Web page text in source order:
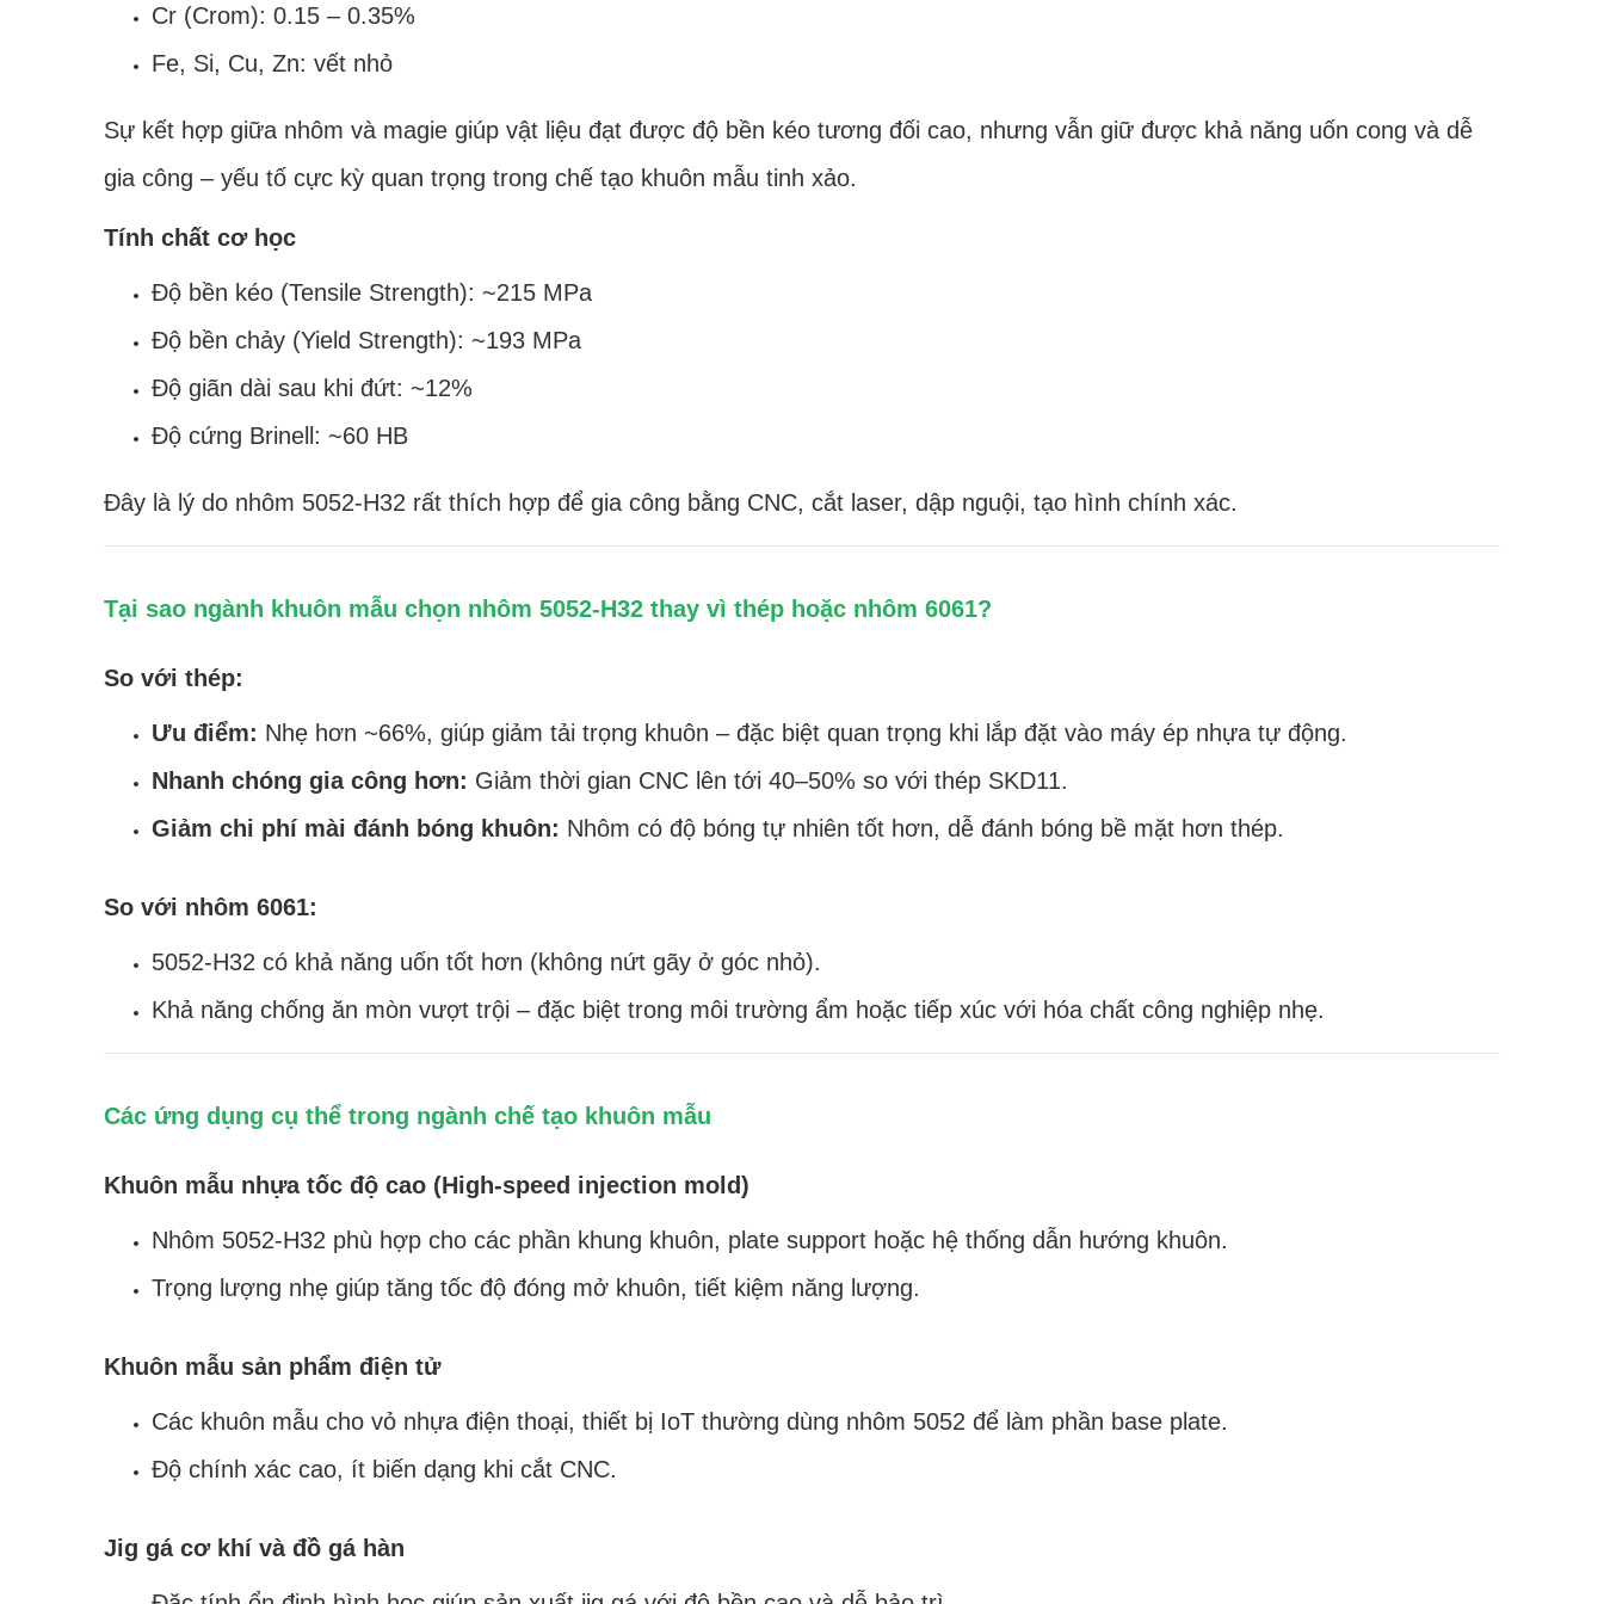
Cr (Crom): 0.15 – 0.35%
Fe, Si, Cu, Zn: vết nhỏ
Sự kết hợp giữa nhôm và magie giúp vật liệu đạt được độ bền kéo tương đối cao, nhưng vẫn giữ được khả năng uốn cong và dễ
gia công – yếu tố cực kỳ quan trọng trong chế tạo khuôn mẫu tinh xảo.
Tính chất cơ học
Độ bền kéo (Tensile Strength): ~215 MPa
Độ bền chảy (Yield Strength): ~193 MPa
Độ giãn dài sau khi đứt: ~12%
Độ cứng Brinell: ~60 HB
Đây là lý do nhôm 5052-H32 rất thích hợp để gia công bằng CNC, cắt laser, dập nguội, tạo hình chính xác.
Tại sao ngành khuôn mẫu chọn nhôm 5052-H32 thay vì thép hoặc nhôm 6061?
So với thép:
Ưu điểm: Nhẹ hơn ~66%, giúp giảm tải trọng khuôn – đặc biệt quan trọng khi lắp đặt vào máy ép nhựa tự động.
Nhanh chóng gia công hơn: Giảm thời gian CNC lên tới 40–50% so với thép SKD11.
Giảm chi phí mài đánh bóng khuôn: Nhôm có độ bóng tự nhiên tốt hơn, dễ đánh bóng bề mặt hơn thép.
So với nhôm 6061:
5052-H32 có khả năng uốn tốt hơn (không nứt gãy ở góc nhỏ).
Khả năng chống ăn mòn vượt trội – đặc biệt trong môi trường ẩm hoặc tiếp xúc với hóa chất công nghiệp nhẹ.
Các ứng dụng cụ thể trong ngành chế tạo khuôn mẫu
Khuôn mẫu nhựa tốc độ cao (High-speed injection mold)
Nhôm 5052-H32 phù hợp cho các phần khung khuôn, plate support hoặc hệ thống dẫn hướng khuôn.
Trọng lượng nhẹ giúp tăng tốc độ đóng mở khuôn, tiết kiệm năng lượng.
Khuôn mẫu sản phẩm điện tử
Các khuôn mẫu cho vỏ nhựa điện thoại, thiết bị IoT thường dùng nhôm 5052 để làm phần base plate.
Độ chính xác cao, ít biến dạng khi cắt CNC.
Jig gá cơ khí và đồ gá hàn